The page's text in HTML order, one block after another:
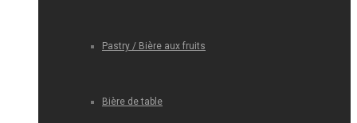
Pastry / Bière aux fruits
Bière de table